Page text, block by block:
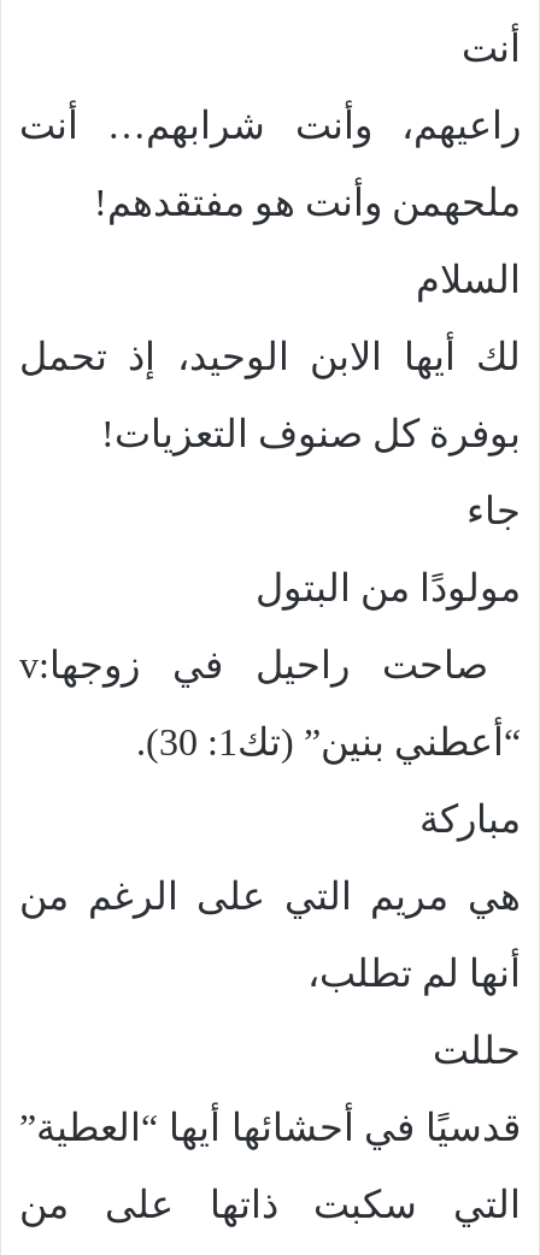
أنت
راعيهم، وأنت شرابهم… أنت
ملحهمن وأنت هو مفتقدهم!
السلام
لك أيها الابن الوحيد، إذ تحمل
بوفرة كل صنوف التعزيات!
جاء
مولودًا من البتول
vصاحت راحيل في زوجها:
“أعطني بنين” (تك1: 30).
مباركة
هي مريم التي على الرغم من
أنها لم تطلب،
حللت
قدسيًا في أحشائها أيها “العطية”
التي سكبت ذاتها على من